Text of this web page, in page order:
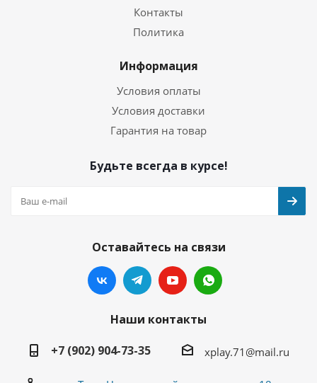
Контакты
Политика
Информация
Условия оплаты
Условия доставки
Гарантия на товар
Будьте всегда в курсе!
Оставайтесь на связи
Наши контакты
+7 (902) 904-73-35
xplay.71@mail.ru